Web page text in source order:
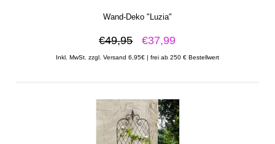
Wand-Deko "Luzia"
€49,95 €37,99
Inkl. MwSt. zzgl. Versand 6,95€ | frei ab 250 € Bestellwert